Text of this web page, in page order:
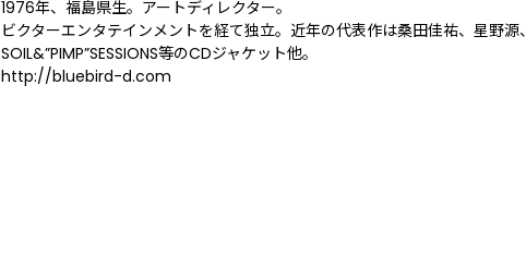
1976年、福島県生。アートディレクター。
ビクターエンタテインメントを経て独立。近年の代表作は桑田佳祐、星野源、
SOIL&”PIMP”SESSIONS等のCDジャケット他。
http://bluebird-d.com